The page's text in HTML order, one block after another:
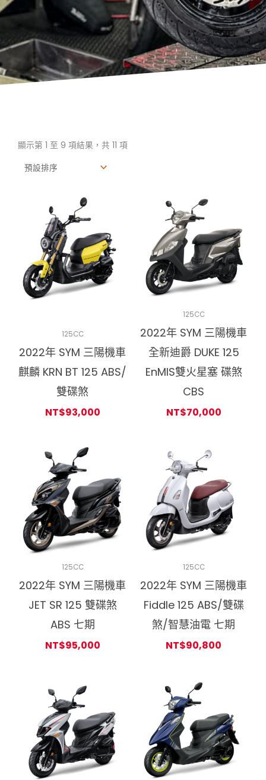
顯示第 1 至 9 項結果，共 11 項
125CC
2022年 SYM 三陽機車
麒麟 KRN BT 125 ABS/
雙碟煞
NT$93,000
125CC
2022年 SYM 三陽機車
全新迪爵 DUKE 125
EnMIS雙火星塞 碟煞
CBS
NT$70,000
125CC
2022年 SYM 三陽機車
JET SR 125 雙碟煞
ABS 七期
NT$95,000
125CC
2022年 SYM 三陽機車
Fiddle 125 ABS/雙碟
煞/智慧油電 七期
NT$90,800